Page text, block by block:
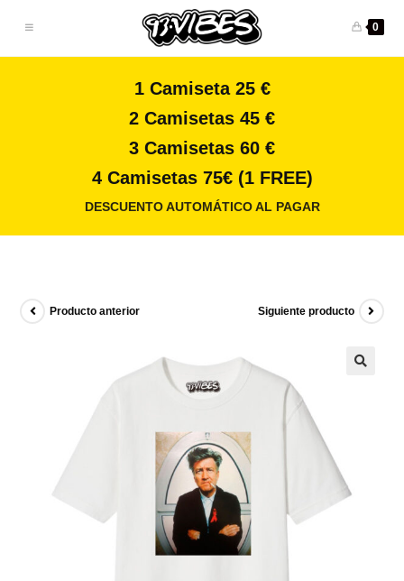
0
1 Camiseta 25 €
2 Camisetas 45 €
3 Camisetas 60 €
4 Camisetas 75€ (1 FREE)
DESCUENTO AUTOMÁTICO AL PAGAR
Producto anterior Siguiente producto